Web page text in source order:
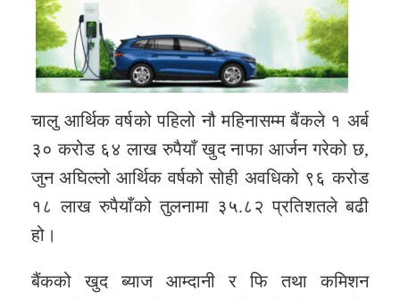
चालु आर्थिक वर्षको पहिलो नौ महिनासम्म बैंकले १ अर्ब
३० करोड ६४ लाख रुपैयाँ खुद नाफा आर्जन गरेको छ,
जुन अघिल्लो आर्थिक वर्षको सोही अवधिको ९६ करोड
१८ लाख रुपैयाँको तुलनामा ३५.८२ प्रतिशतले बढी
हो।
बैंकको खुद ब्याज आम्दानी र फि तथा कमिशन